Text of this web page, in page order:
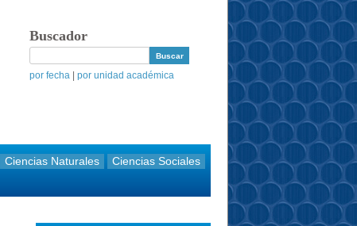
Buscador
por fecha por unidad académica
Ciencias Naturales
Ciencias Sociales